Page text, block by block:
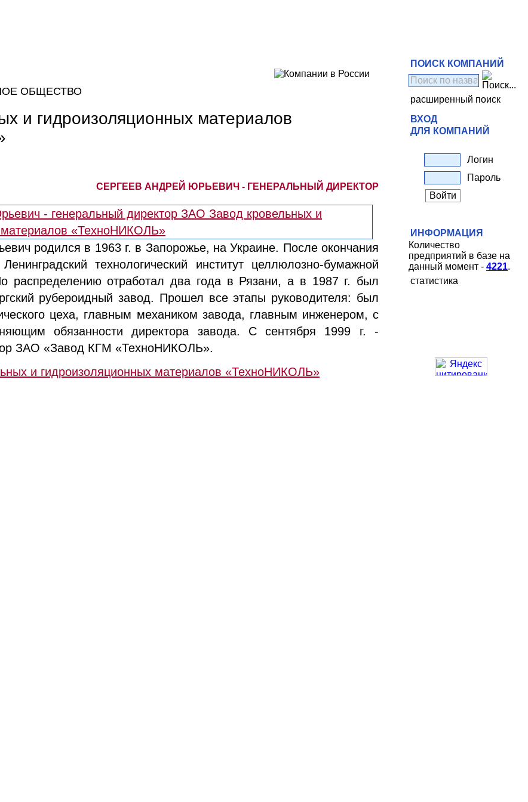
ОБЩЕСТВО
и гидроизоляционных материалов
СЕРГЕЕВ АНДРЕЙ ЮРЬЕВИЧ - ГЕНЕРАЛЬНЫЙ ДИРЕКТОР
родился в 1963 г. в Запорожье, на Украине. После окончания
технологический институт целлюлозно-бумажной
распределению отработал два года в Рязани, а в 1987 г. был
рубероидный завод. Прошел все этапы руководителя: был
цеха, главным механиком завода, главным инженером, с
обязанности директора завода. С сентября 1999 г. -
ЗАО «Завод КГМ «ТехноНИКОЛЬ».
и гидроизоляционных материалов «ТехноНИКОЛЬ»
ПОИСК КОМПАНИЙ
расширенный поиск
ВХОД
ДЛЯ КОМПАНИЙ
Логин
Пароль
ИНФОРМАЦИЯ
Количество
предприятий в базе на
данный момент - 4221.
статистика